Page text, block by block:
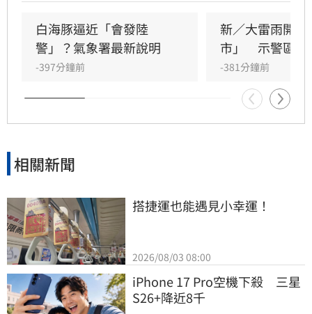
白海豚逼近「會發陸
警」？氣象署最新說明
-397分鐘前
新／大雷雨開轟
市」　示警區域
-381分鐘前
相關新聞
搭捷運也能遇見小幸運！
2026/08/03 08:00
iPhone 17 Pro空機下殺　三星
S26+降近8千